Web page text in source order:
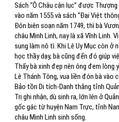
Sách “Ô Châu cận lục” được
vào năm 1555 và sách “Đại Việt
Đôn biên soạn năm 1749, thì bà
châu Minh Linh, nay là xã Vĩnh Linh.
sung làm nô tì. Khi Lê Uy Mục còn ở
học thầy dạy, bà cũng đến đó giúp
Thấy bà xinh đẹp nên ông đem lòng
Lê Thánh Tông, vua liền đón bà vào
Bảo tồn Di tích-Danh thắng tỉnh
Trị ghi nhận, dù sinh ra, lớn lên ở
gốc gác từ huyện Nam Trực, tỉnh
châu Minh Linh sinh sống.